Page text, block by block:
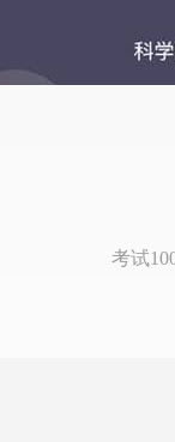
考试